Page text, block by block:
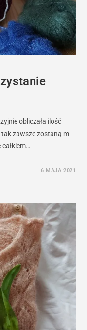
obliczała ilość
zawsze zostaną mi
6 MAJA 2021